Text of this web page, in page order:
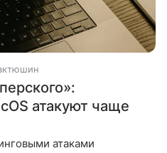
атакуют чаще
атаками